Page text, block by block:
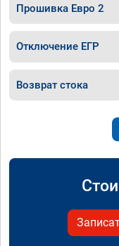
Прошивка Евро 2
Отключение ЕГР
Возврат стока